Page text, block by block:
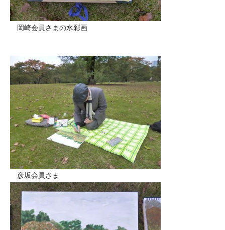
岡崎会員さまの水彩画
彦坂会員さま